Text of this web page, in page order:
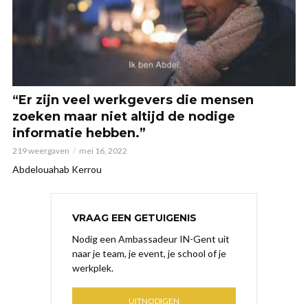
“Er zijn veel werkgevers die mensen
zoeken maar niet altijd de nodige
informatie hebben.”
219 weergaven mei 16, 2022
Abdelouahab Kerrou
VRAAG EEN GETUIGENIS
Nodig een Ambassadeur IN-Gent uit
naar je team, je event, je school of je
werkplek.
UITNODIGEN